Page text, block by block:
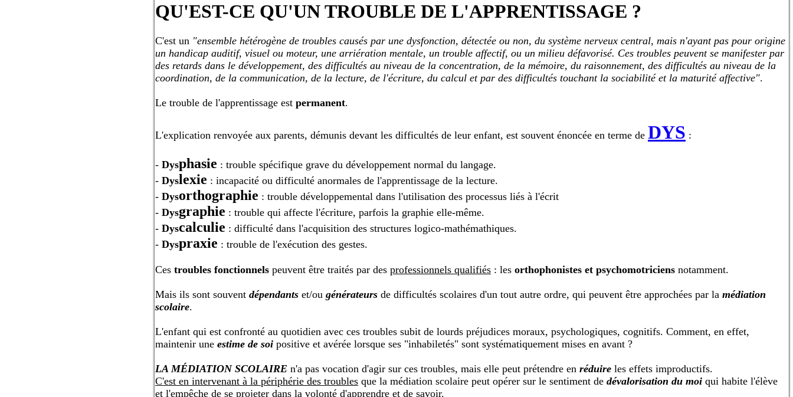
QU'EST-CE QU'UN TROUBLE DE L'APPRENTISSAGE ?
C'est un "ensemble hétérogène de troubles causés par une dysfonction, détectée ou non, du système nerveux central, mais n'ayant pas pour origine
un handicap auditif, visuel ou moteur, une arriération mentale, un trouble affectif, ou un milieu défavorisé. Ces troubles peuvent se manifester par
des retards dans le développement, des difficultés au niveau de la concentration, de la mémoire, du raisonnement, des difficultés au niveau de la
coordination, de la communication, de la lecture, de l'écriture, du calcul et par des difficultés touchant la sociabilité et la maturité affective".
Le trouble de l'apprentissage est permanent.
L'explication renvoyée aux parents, démunis devant les difficultés de leur enfant, est souvent énoncée en terme de DYS :
- Dysphasie : trouble spécifique grave du développement normal du langage.
- Dyslexie : incapacité ou difficulté anormales de l'apprentissage de la lecture.
- Dysorthographie : trouble développemental dans l'utilisation des processus liés à l'écrit
- Dysgraphie : trouble qui affecte l'écriture, parfois la graphie elle-même.
- Dyscalculie : difficulté dans l'acquisition des structures logico-mathémathiques.
- Dyspraxie : trouble de l'exécution des gestes.
Ces troubles fonctionnels peuvent être traités par des professionnels qualifiés : les orthophonistes et psychomotriciens notamment.
Mais ils sont souvent dépendants et/ou générateurs de difficultés scolaires d'un tout autre ordre, qui peuvent être approchées par la médiation
scolaire.
L'enfant qui est confronté au quotidien avec ces troubles subit de lourds préjudices moraux, psychologiques, cognitifs. Comment, en effet,
maintenir une estime de soi positive et avérée lorsque ses "inhabiletés" sont systématiquement mises en avant ?
LA MÉDIATION SCOLAIRE n'a pas vocation d'agir sur ces troubles, mais elle peut prétendre en réduire les effets improductifs.
C'est en intervenant à la périphérie des troubles que la médiation scolaire peut opérer sur le sentiment de dévalorisation du moi qui habite l'élève
et l'empêche de se projeter dans la volonté d'apprendre et de savoir.